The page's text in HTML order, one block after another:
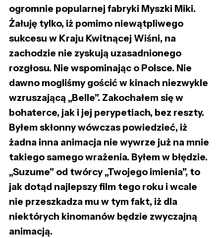
ogromnie popularnej fabryki Myszki Miki.
Żałuję tylko, iż pomimo niewątpliwego
sukcesu w Kraju Kwitnącej Wiśni, na
zachodzie nie zyskują uzasadnionego
rozgłosu. Nie wspominając o Polsce. Nie
dawno mogliśmy gościć w kinach niezwykle
wzruszającą „Belle”. Zakochałem się w
bohaterce, jak i jej perypetiach, bez reszty.
Byłem skłonny wówczas powiedzieć, iż
żadna inna animacja nie wywrze już na mnie
takiego samego wrażenia. Byłem w błędzie.
„Suzume” od twórcy „Twojego imienia”, to
jak dotąd najlepszy film tego roku i wcale
nie przeszkadza mu w tym fakt, iż dla
niektórych kinomanów będzie zwyczajną
animacją.